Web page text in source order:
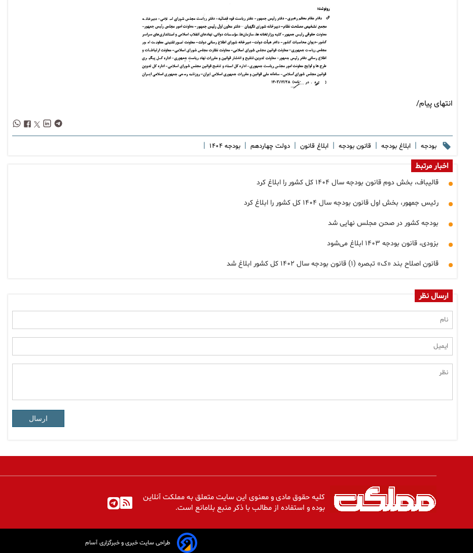
انتهای پیام/
بودجه | ابلاغ بودجه | قانون بودجه | ابلاغ قانون | دولت چهاردهم | بودجه ۱۴۰۴ |
اخبار مرتبط
قالیباف، بخش دوم قانون بودجه سال ۱۴۰۴ کل کشور را ابلاغ کرد
رئیس جمهور، بخش اول قانون بودجه سال ۱۴۰۴ کل کشور را ابلاغ کرد
بودجه کشور در صحن مجلس نهایی شد
بزودی، قانون بودجه ۱۴۰۳ ابلاغ می‌شود
قانون اصلاح بند «ک» تبصره (۱) قانون بودجه سال ۱۴۰۲ کل کشور ابلاغ شد
ارسال نظر
ارسال
کلیه حقوق مادی و معنوی این سایت متعلق به مملکت آنلاین
بوده و استفاده از مطالب با ذکر منبع بلامانع است.
طراحی سایت خبری و خبرگزاری آسام